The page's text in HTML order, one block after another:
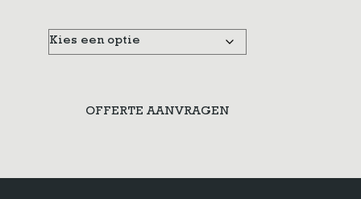
OFFERTE AANVRAGEN